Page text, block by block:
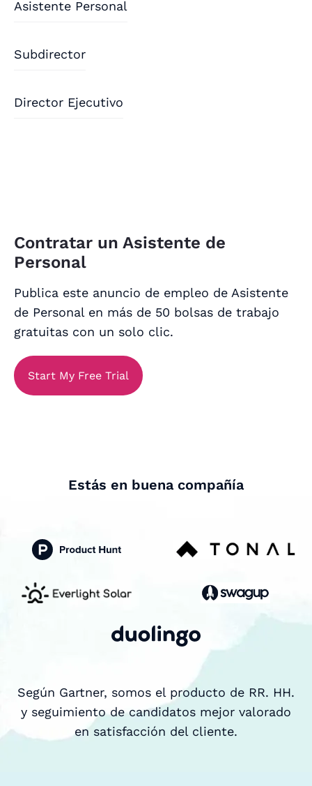
Asistente Personal
Subdirector
Director Ejecutivo
Contratar un Asistente de
Personal
Publica este anuncio de empleo de Asistente
de Personal en más de 50 bolsas de trabajo
gratuitas con un solo clic.
Start My Free Trial
Estás en buena compañía
Según Gartner, somos el producto de RR. HH.
y seguimiento de candidatos mejor valorado
en satisfacción del cliente.